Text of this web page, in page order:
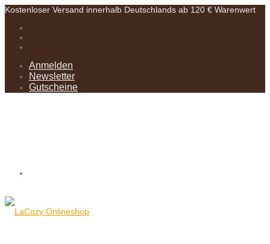
Kostenloser Versand innerhalb Deutschlands ab 120 € Warenwert
Anmelden
Newsletter
Gutscheine